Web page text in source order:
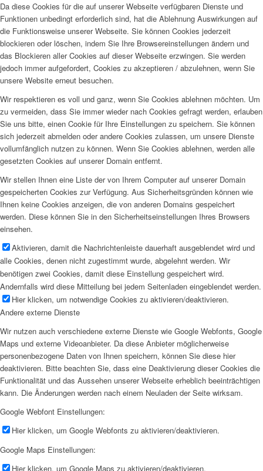
Da diese Cookies für die auf unserer Webseite verfügbaren Dienste und
Funktionen unbedingt erforderlich sind, hat die Ablehnung Auswirkungen auf
die Funktionsweise unserer Webseite. Sie können Cookies jederzeit
blockieren oder löschen, indem Sie Ihre Browsereinstellungen ändern und
das Blockieren aller Cookies auf dieser Webseite erzwingen. Sie werden
jedoch immer aufgefordert, Cookies zu akzeptieren / abzulehnen, wenn Sie
unsere Website erneut besuchen.
Wir respektieren es voll und ganz, wenn Sie Cookies ablehnen möchten. Um
zu vermeiden, dass Sie immer wieder nach Cookies gefragt werden, erlauben
Sie uns bitte, einen Cookie für Ihre Einstellungen zu speichern. Sie können
sich jederzeit abmelden oder andere Cookies zulassen, um unsere Dienste
vollumfänglich nutzen zu können. Wenn Sie Cookies ablehnen, werden alle
gesetzten Cookies auf unserer Domain entfernt.
Wir stellen Ihnen eine Liste der von Ihrem Computer auf unserer Domain
gespeicherten Cookies zur Verfügung. Aus Sicherheitsgründen können wie
Ihnen keine Cookies anzeigen, die von anderen Domains gespeichert
werden. Diese können Sie in den Sicherheitseinstellungen Ihres Browsers
einsehen.
Aktivieren, damit die Nachrichtenleiste dauerhaft ausgeblendet wird und
alle Cookies, denen nicht zugestimmt wurde, abgelehnt werden. Wir
benötigen zwei Cookies, damit diese Einstellung gespeichert wird.
Andernfalls wird diese Mitteilung bei jedem Seitenladen eingeblendet werden.
Hier klicken, um notwendige Cookies zu aktivieren/deaktivieren.
Andere externe Dienste
Wir nutzen auch verschiedene externe Dienste wie Google Webfonts, Google
Maps und externe Videoanbieter. Da diese Anbieter möglicherweise
personenbezogene Daten von Ihnen speichern, können Sie diese hier
deaktivieren. Bitte beachten Sie, dass eine Deaktivierung dieser Cookies die
Funktionalität und das Aussehen unserer Webseite erheblich beeinträchtigen
kann. Die Änderungen werden nach einem Neuladen der Seite wirksam.
Google Webfont Einstellungen:
Hier klicken, um Google Webfonts zu aktivieren/deaktivieren.
Google Maps Einstellungen:
Hier klicken, um Google Maps zu aktivieren/deaktivieren.